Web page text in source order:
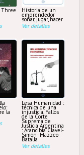
Historia de un
emprendedor
soñar, jugar, hacer
Ver detalles
la
Lesa Humanidad :
técnica de una
injusticia. Fallos
de la Corte
Suprema de
Justicia Argentina
: Arancibia Clavel-
Simón- Mazzeo-
Batalla
Ver detalles